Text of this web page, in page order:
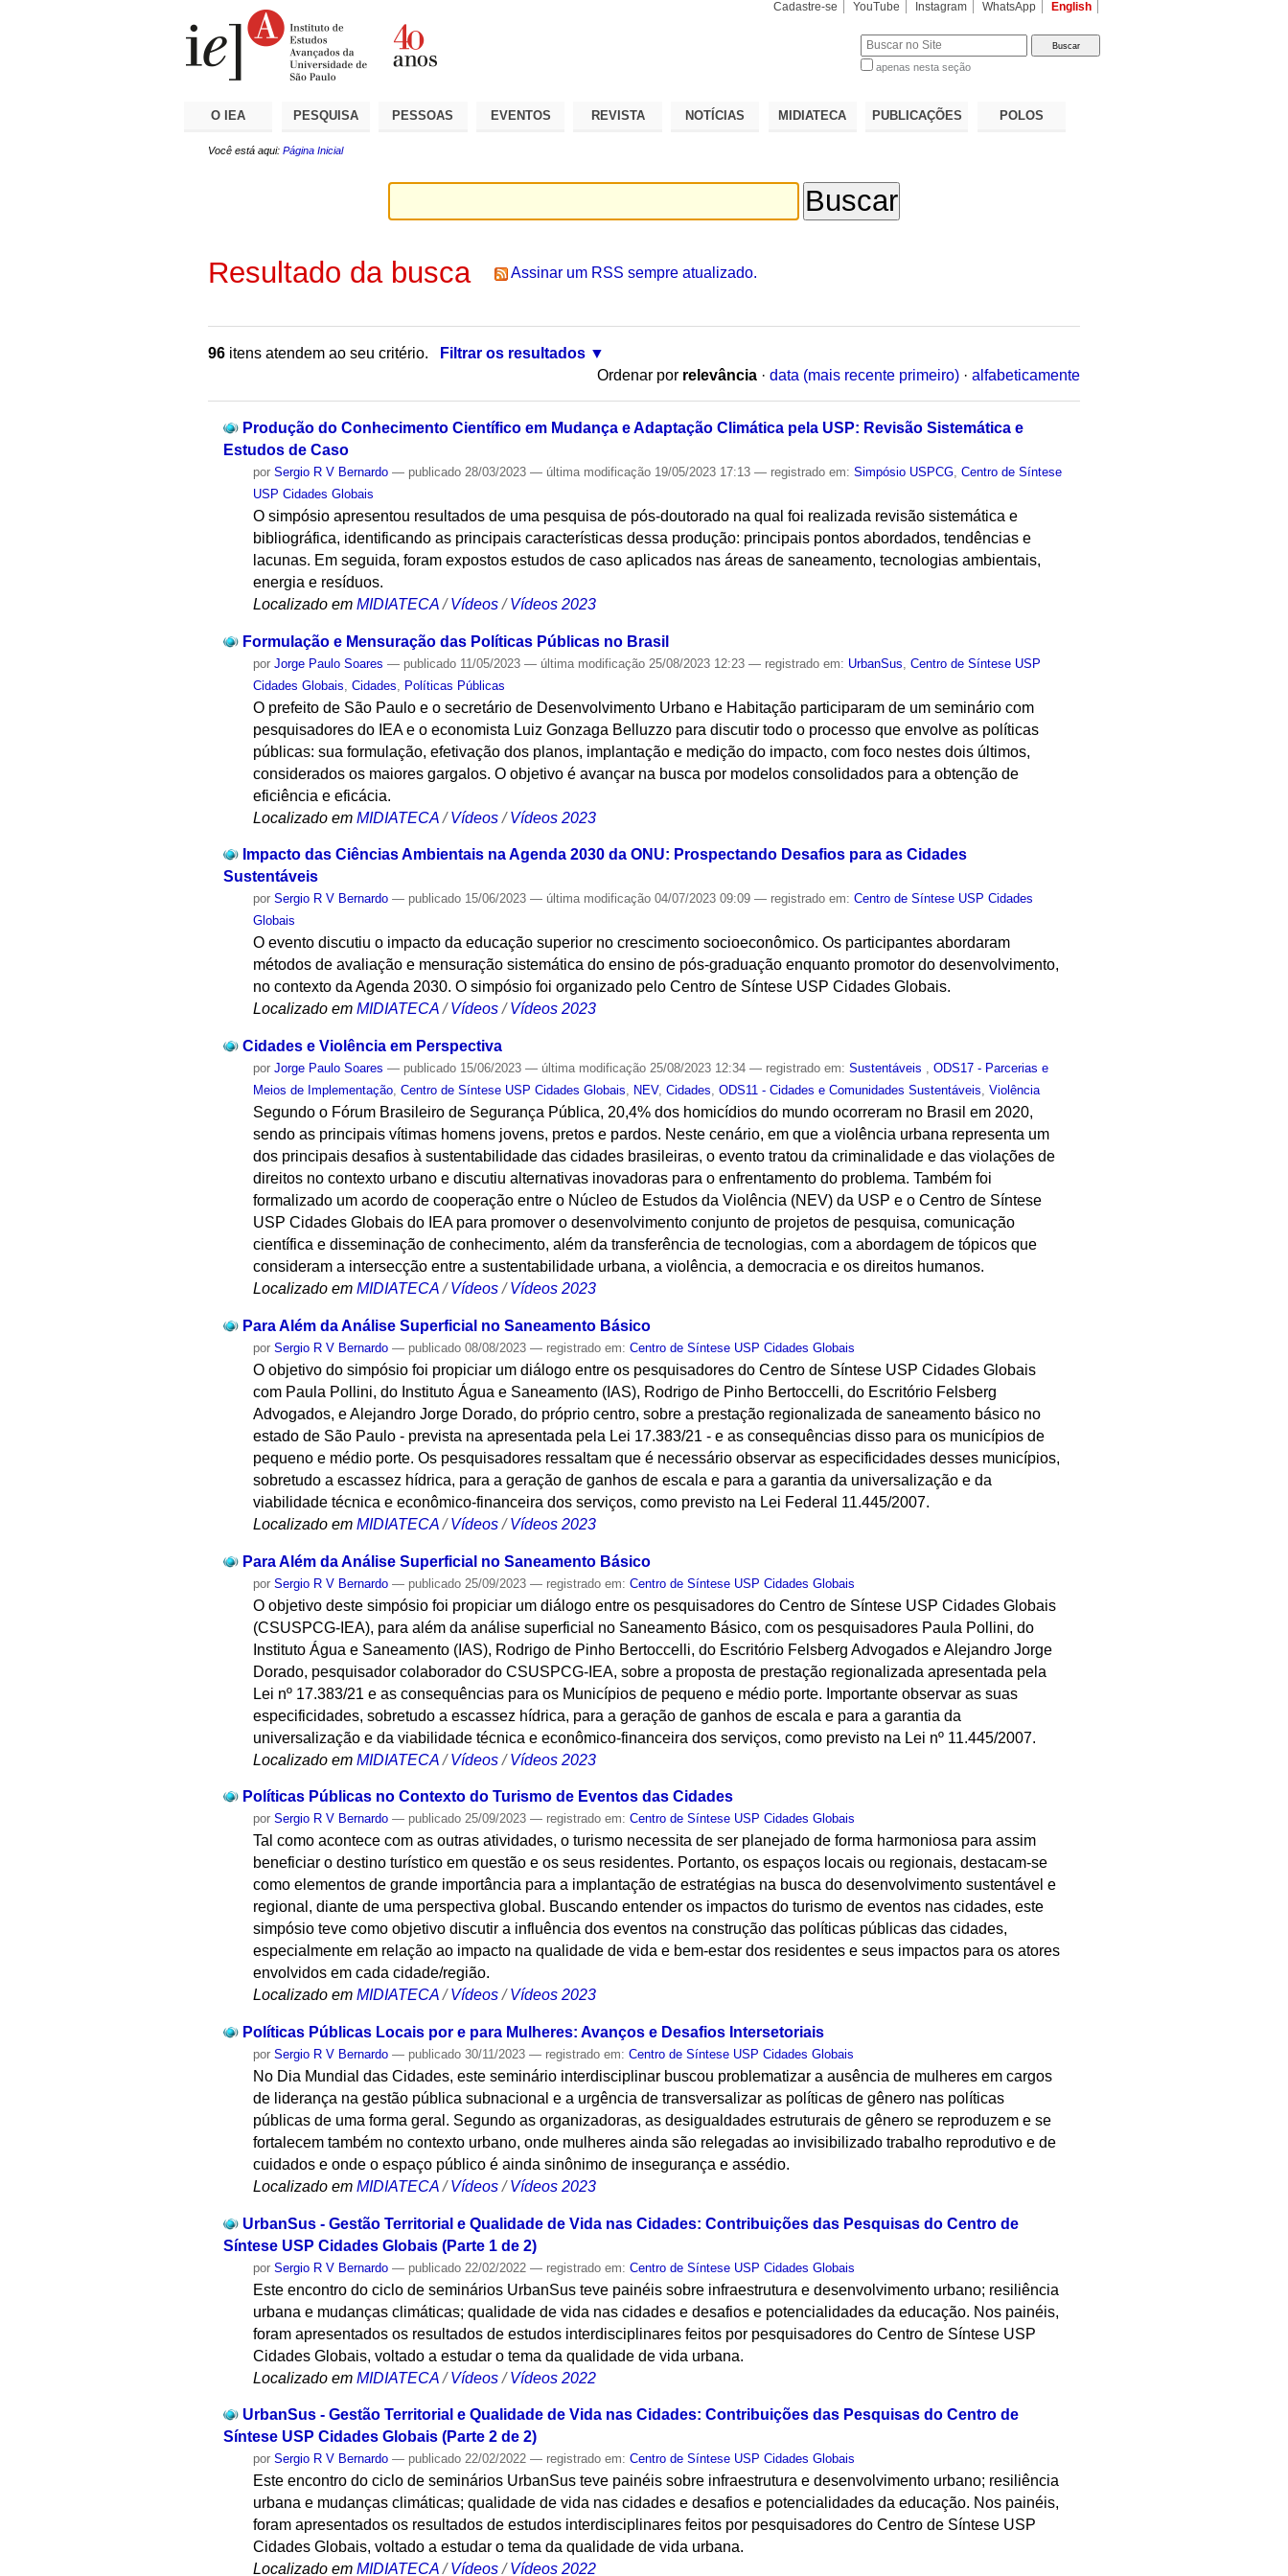
Cadastre-se YouTube Instagram WhatsApp English
apenas nesta seção
O IEA PESQUISA PESSOAS EVENTOS REVISTA NOTÍCIAS MIDIATECA PUBLICAÇÕES POLOS
Você está aqui: Página Inicial
Resultado da busca Assinar um RSS sempre atualizado.
96 itens atendem ao seu critério.
Filtrar os resultados
Ordenar por relevância · data (mais recente primeiro) · alfabeticamente
Produção do Conhecimento Científico em Mudança e Adaptação Climática pela USP: Revisão Sistemática e
Estudos de Caso
porSergio R V Bernardo — publicado 28/03/2023— última modificação 19/05/2023 17:13— registrado em:Simpósio USPCG ,Centro de Síntese
USP Cidades Globais
O simpósio apresentou resultados de uma pesquisa de pós-doutorado na qual foi realizada revisão sistemática e
bibliográfica, identificando as principais características dessa produção: principais pontos abordados, tendências e
lacunas. Em seguida, foram expostos estudos de caso aplicados nas áreas de saneamento, tecnologias ambientais,
energia e resíduos.
Localizado em MIDIATECA /Vídeos /Vídeos 2023
Formulação e Mensuração das Políticas Públicas no Brasil
porJorge Paulo Soares — publicado 11/05/2023— última modificação 25/08/2023 12:23— registrado em: UrbanSus ,Centro de Síntese USP
Cidades Globais ,Cidades Políticas Públicas
O prefeito de São Paulo e o secretário de Desenvolvimento Urbano e Habitação participaram de um seminário com
pesquisadores do IEA e o economista Luiz Gonzaga Belluzzo para discutir todo o processo que envolve as políticas
públicas: sua formulação, efetivação dos planos, implantação e medição do impacto, com foco nestes dois últimos,
considerados os maiores gargalos. O objetivo é avançar na busca por modelos consolidados para a obtenção de
eficiência e eficácia.
Localizado em MIDIATECA /Vídeos /Vídeos 2023
Impacto das Ciências Ambientais na Agenda 2030 da ONU: Prospectando Desafios para as Cidades
Sustentáveis
porSergio R V Bernardo — publicado 15/06/2023— última modificação 04/07/2023 09:09— registrado em:Centro de Síntese USP Cidades
Globais
O evento discutiu o impacto da educação superior no crescimento socioeconômico. Os participantes abordaram
métodos de avaliação e mensuração sistemática do ensino de pós-graduação enquanto promotor do desenvolvimento,
no contexto da Agenda 2030. O simpósio foi organizado pelo Centro de Síntese USP Cidades Globais.
Localizado em MIDIATECA /Vídeos /Vídeos 2023
Cidades e Violência em Perspectiva
porJorge Paulo Soares — publicado 15/06/2023— última modificação 25/08/2023 12:34— registrado em:Sustentáveis ,ODS17 - Parcerias e
Meios de Implementação,Centro de Síntese USP Cidades Globais, NEV,Cidades,ODS11 - Cidades e Comunidades Sustentáveis,Violência
Segundo o Fórum Brasileiro de Segurança Pública, 20,4% dos homicídios do mundo ocorreram no Brasil em 2020,
sendo as principais vítimas homens jovens, pretos e pardos. Neste cenário, em que a violência urbana representa um
dos principais desafios à sustentabilidade das cidades brasileiras, o evento tratou da criminalidade e das violações de
direitos no contexto urbano e discutiu alternativas inovadoras para o enfrentamento do problema. Também foi
formalizado um acordo de cooperação entre o Núcleo de Estudos da Violência (NEV) da USP e o Centro de Síntese
USP Cidades Globais do IEA para promover o desenvolvimento conjunto de projetos de pesquisa, comunicação
científica e disseminação de conhecimento, além da transferência de tecnologias, com a abordagem de tópicos que
consideram a intersecção entre a sustentabilidade urbana, a violência, a democracia e os direitos humanos.
Localizado em MIDIATECA /Vídeos /Vídeos 2023
Para Além da Análise Superficial no Saneamento Básico
porSergio R V Bernardo — publicado 08/08/2023— registrado em:Centro de Síntese USP Cidades Globais
O objetivo do simpósio foi propiciar um diálogo entre os pesquisadores do Centro de Síntese USP Cidades Globais
com Paula Pollini, do Instituto Água e Saneamento (IAS), Rodrigo de Pinho Bertoccelli, do Escritório Felsberg
Advogados, e Alejandro Jorge Dorado, do próprio centro, sobre a prestação regionalizada de saneamento básico no
estado de São Paulo - prevista na apresentada pela Lei 17.383/21 - e as consequências disso para os municípios de
pequeno e médio porte. Os pesquisadores ressaltam que é necessário observar as especificidades desses municípios,
sobretudo a escassez hídrica, para a geração de ganhos de escala e para a garantia da universalização e da
viabilidade técnica e econômico-financeira dos serviços, como previsto na Lei Federal 11.445/2007.
Localizado em MIDIATECA /Vídeos /Vídeos 2023
Para Além da Análise Superficial no Saneamento Básico
porSergio R V Bernardo — publicado 25/09/2023— registrado em:Centro de Síntese USP Cidades Globais
O objetivo deste simpósio foi propiciar um diálogo entre os pesquisadores do Centro de Síntese USP Cidades Globais
(CSUSPCG-IEA), para além da análise superficial no Saneamento Básico, com os pesquisadores Paula Pollini, do
Instituto Água e Saneamento (IAS), Rodrigo de Pinho Bertoccelli, do Escritório Felsberg Advogados e Alejandro Jorge
Dorado, pesquisador colaborador do CSUSPCG-IEA, sobre a proposta de prestação regionalizada apresentada pela
Lei nº 17.383/21 e as consequências para os Municípios de pequeno e médio porte. Importante observar as suas
especificidades, sobretudo a escassez hídrica, para a geração de ganhos de escala e para a garantia da
universalização e da viabilidade técnica e econômico-financeira dos serviços, como previsto na Lei nº 11.445/2007.
Localizado em MIDIATECA /Vídeos /Vídeos 2023
Políticas Públicas no Contexto do Turismo de Eventos das Cidades
porSergio R V Bernardo — publicado 25/09/2023— registrado em:Centro de Síntese USP Cidades Globais
Tal como acontece com as outras atividades, o turismo necessita de ser planejado de forma harmoniosa para assim
beneficiar o destino turístico em questão e os seus residentes. Portanto, os espaços locais ou regionais, destacam-se
como elementos de grande importância para a implantação de estratégias na busca do desenvolvimento sustentável e
regional, diante de uma perspectiva global. Buscando entender os impactos do turismo de eventos nas cidades, este
simpósio teve como objetivo discutir a influência dos eventos na construção das políticas públicas das cidades,
especialmente em relação ao impacto na qualidade de vida e bem-estar dos residentes e seus impactos para os atores
envolvidos em cada cidade/região.
Localizado em MIDIATECA /Vídeos /Vídeos 2023
Políticas Públicas Locais por e para Mulheres: Avanços e Desafios Intersetoriais
porSergio R V Bernardo — publicado 30/11/2023— registrado em:Centro de Síntese USP Cidades Globais
No Dia Mundial das Cidades, este seminário interdisciplinar buscou problematizar a ausência de mulheres em cargos
de liderança na gestão pública subnacional e a urgência de transversalizar as políticas de gênero nas políticas
públicas de uma forma geral. Segundo as organizadoras, as desigualdades estruturais de gênero se reproduzem e se
fortalecem também no contexto urbano, onde mulheres ainda são relegadas ao invisibilizado trabalho reprodutivo e de
cuidados e onde o espaço público é ainda sinônimo de insegurança e assédio.
Localizado em MIDIATECA /Vídeos /Vídeos 2023
UrbanSus - Gestão Territorial e Qualidade de Vida nas Cidades: Contribuições das Pesquisas do Centro de
Síntese USP Cidades Globais (Parte 1 de 2)
porSergio R V Bernardo — publicado 22/02/2022— registrado em:Centro de Síntese USP Cidades Globais
Este encontro do ciclo de seminários UrbanSus teve painéis sobre infraestrutura e desenvolvimento urbano; resiliência
urbana e mudanças climáticas; qualidade de vida nas cidades e desafios e potencialidades da educação. Nos painéis,
foram apresentados os resultados de estudos interdisciplinares feitos por pesquisadores do Centro de Síntese USP
Cidades Globais, voltado a estudar o tema da qualidade de vida urbana.
Localizado em MIDIATECA /Vídeos /Vídeos 2022
UrbanSus - Gestão Territorial e Qualidade de Vida nas Cidades: Contribuições das Pesquisas do Centro de
Síntese USP Cidades Globais (Parte 2 de 2)
porSergio R V Bernardo — publicado 22/02/2022— registrado em:Centro de Síntese USP Cidades Globais
Este encontro do ciclo de seminários UrbanSus teve painéis sobre infraestrutura e desenvolvimento urbano; resiliência
urbana e mudanças climáticas; qualidade de vida nas cidades e desafios e potencialidades da educação. Nos painéis,
foram apresentados os resultados de estudos interdisciplinares feitos por pesquisadores do Centro de Síntese USP
Cidades Globais, voltado a estudar o tema da qualidade de vida urbana.
Localizado em MIDIATECA /Vídeos /Vídeos 2022